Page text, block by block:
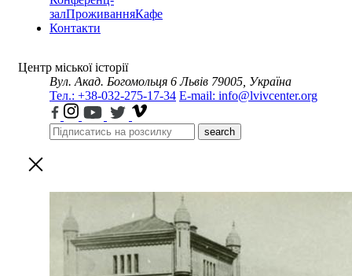
залПроживанняКафе
Контакти
Центр міської історії
Вул. Акад. Богомольця 6 Львів 79005, Україна
Тел.: +38-032-275-17-34 E-mail: info@lvivcenter.org
search